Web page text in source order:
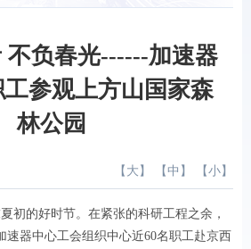
不负春光------加速器
参观上方山国家森
林公园
【 大 】 【 中 】 【 小 】
的好时节。在紧张的科研工程之余，
速器中心工会组织中心近60名职工赴京西